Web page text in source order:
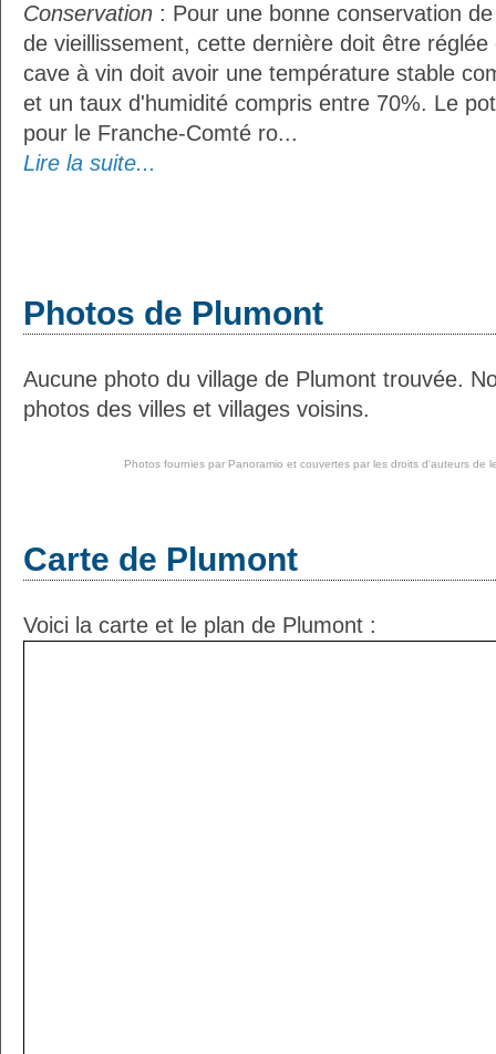
Conservation : Pour une bonne conservation
de vieillissement, cette dernière doit être réglée
cave à vin doit avoir une température stable
et un taux d'humidité compris entre 70%. Le
pour le Franche-Comté ro...
Lire la suite...
Photos de Plumont
Aucune photo du village de Plumont trouvée.
photos des villes et villages voisins.
Photos fournies par Panoramio et couvertes par les droits d'auteurs de
Carte de Plumont
Voici la carte et le plan de Plumont :